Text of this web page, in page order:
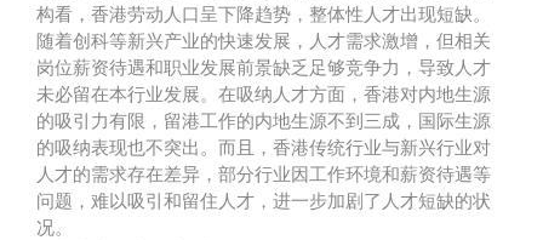
构看，香港劳动人口呈下降趋势，整体性人才出现短缺。
随着创科等新兴产业的快速发展，人才需求激增，但相关
岗位薪资待遇和职业发展前景缺乏足够竞争力，导致人才
未必留在本行业发展。在吸纳人才方面，香港对内地生源
的吸引力有限，留港工作的内地生源不到三成，国际生源
的吸纳表现也不突出。而且，香港传统行业与新兴行业对
人才的需求存在差异，部分行业因工作环境和薪资待遇等
问题，难以吸引和留住人才，进一步加剧了人才短缺的状
况。